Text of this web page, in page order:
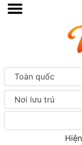
Toàn quốc
Nơi lưu trú